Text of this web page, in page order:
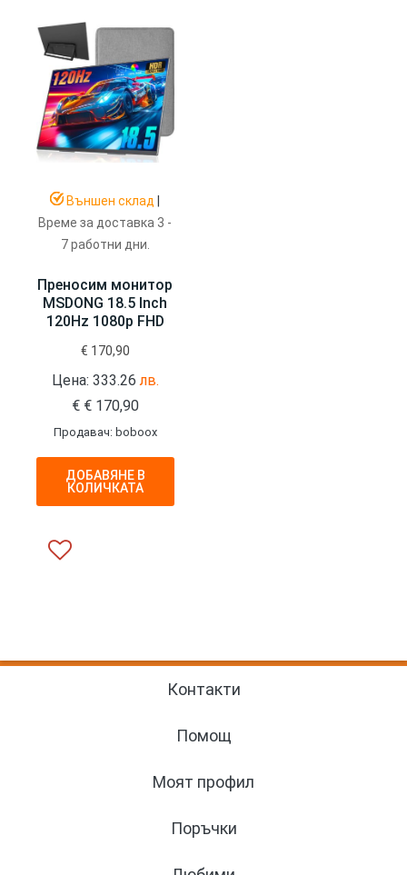
Външен склад
Време за доставка 3 -
7 работни дни.
Преносим монитор
MSDONG 18.5 Inch
120Hz 1080p FHD
€ 170,90
Цена: 333.26лв.
€ €170,90
Продавач: boboox
ДОБАВЯНЕ В
КОЛИЧКАТА
Контакти
Помощ
Моят профил
Поръчки